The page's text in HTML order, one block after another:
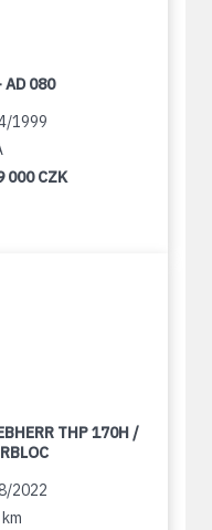
AD 080
1999
000 CZK
THP 170H /
2022